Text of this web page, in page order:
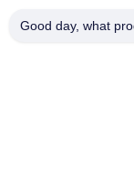
Good day, what